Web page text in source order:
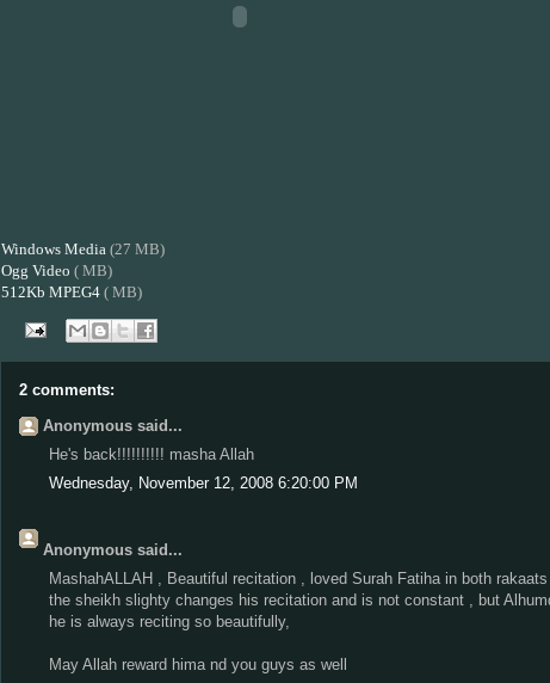
Windows Media (27 MB)
Ogg Video ( MB)
512Kb MPEG4 ( MB)
2 comments:
Anonymous said...
He's back!!!!!!!!!! masha Allah
Wednesday, November 12, 2008 6:20:00 PM
Anonymous said...
MashahALLAH , Beautiful recitation , loved Surah Fatiha in both
the sheikh slighty changes his recitation and is not constant , but
he is always reciting so beautifully,
May Allah reward hima nd you guys as well